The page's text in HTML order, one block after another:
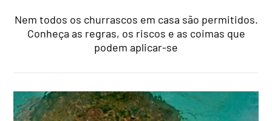
Nem todos os churrascos em casa são permitidos.
Conheça as regras, os riscos e as coimas que
podem aplicar-se